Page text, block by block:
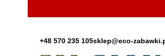
+48 570 235 105sklep@eco-